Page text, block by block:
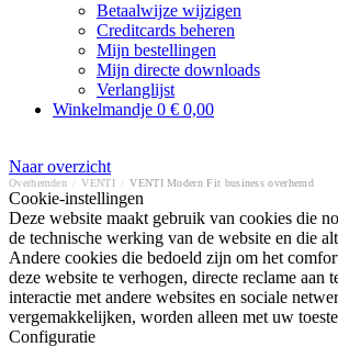
Betaalwijze wijzigen
Creditcards beheren
Mijn bestellingen
Mijn directe downloads
Verlanglijst
Winkelmandje 0 € 0,00
Naar overzicht
Overhemden VENTI VENTI Modern Fit business overhemd
Cookie-instellingen
Deze website maakt gebruik van cookies die
de technische werking van de website en die
Andere cookies die bedoeld zijn om het
deze website te verhogen, directe reclame aan
interactie met andere websites en sociale
vergemakkelijken, worden alleen met uw
Configuratie